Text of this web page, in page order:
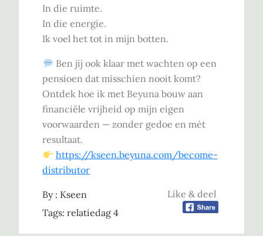
In die ruimte.
In die energie.
Ik voel het tot in mijn botten.
Ben jij ook klaar met wachten op een
pensioen dat misschien nooit komt?
Ontdek hoe ik met Beyuna bouw aan
financiële vrijheid op mijn eigen
voorwaarden — zonder gedoe en mét
resultaat.
https://kseen.beyuna.com/become-
distributor
Like & deel
By : Kseen
Tags:relatiedag 4